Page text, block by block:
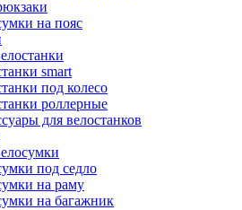
на пояс
smart
под колесо
роллерные
для велостанков
под седло
на раму
на багажник